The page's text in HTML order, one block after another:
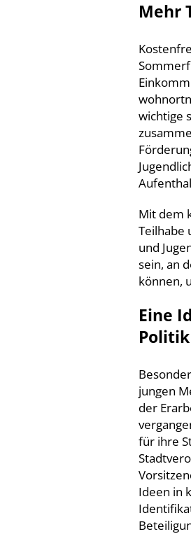
Mehr
wichtige
Mit dem
Teilhabe
und
sein, an
können,
Eine
Politik
jungen
der
für ihre
Ideen in